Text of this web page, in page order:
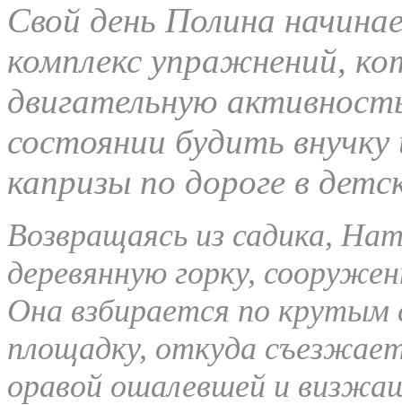
Свой день Полина
комплекс упражнений,
двигательную
состоянии будить
капризы по дороге в
Возвращаясь из садика,
деревянную горку,
Она взбирается по крутым
площадку, откуда
оравой ошалевшей и